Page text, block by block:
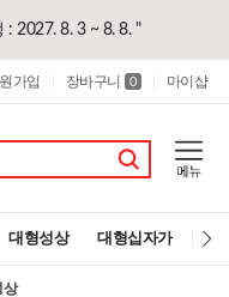
2027. 8. 3 ~ 8. 8. "
가입 장바구니 0 마이샵
대형성상 대형십자가 레
상